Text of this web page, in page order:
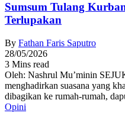
Sumsum Tulang
Terlupakan
By Fathan Faris Saputro
28/05/2026
3 Mins read
Oleh: Nashrul Mu’minin
menghadirkan suasana yang
dibagikan ke rumah-rumah,
Opini